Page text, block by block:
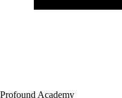
Profound Academy